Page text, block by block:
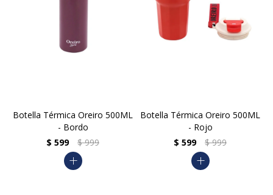
Botella Térmica Oreiro 500ML
- Bordo
$ 599 $ 999
add
Botella Térmica Oreiro 500ML
- Rojo
$ 599 $ 999
add